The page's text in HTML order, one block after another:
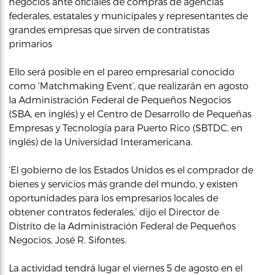
federales, estatales y municipales y representantes de
grandes empresas que sirven de contratistas
primarios
Ello será posible en el pareo empresarial conocido
como ‘Matchmaking Event’, que realizarán en agosto
la Administración Federal de Pequeños Negocios
(SBA, en inglés) y el Centro de Desarrollo de Pequeñas
Empresas y Tecnología para Puerto Rico (SBTDC, en
inglés) de la Universidad Interamericana.
‘El gobierno de los Estados Unidos es el comprador de
bienes y servicios más grande del mundo, y existen
oportunidades para los empresarios locales de
obtener contratos federales,’ dijo el Director de
Distrito de la Administración Federal de Pequeños
Negocios, José R. Sifontes.
La actividad tendrá lugar el viernes 5 de agosto en el